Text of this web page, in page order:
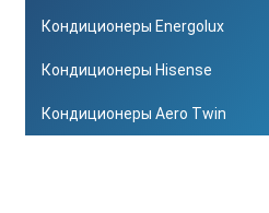
Кондиционеры Energolux
Кондиционеры Hisense
Кондиционеры Aero Twin